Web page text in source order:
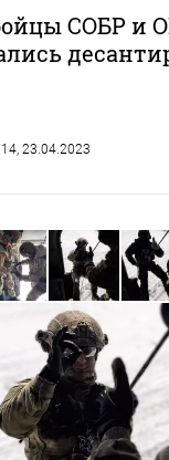
СОБР и
23.04.2023